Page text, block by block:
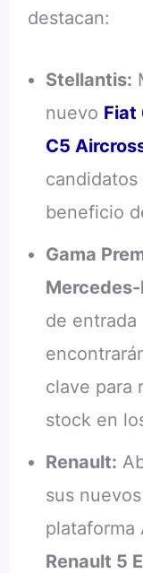
destacan:
Stellantis:
nuevo Fiat
C5
beneficio
Gama
Mercedes-
de entrada
clave para
stock en
Renault:
sus
plataforma
Renault 5